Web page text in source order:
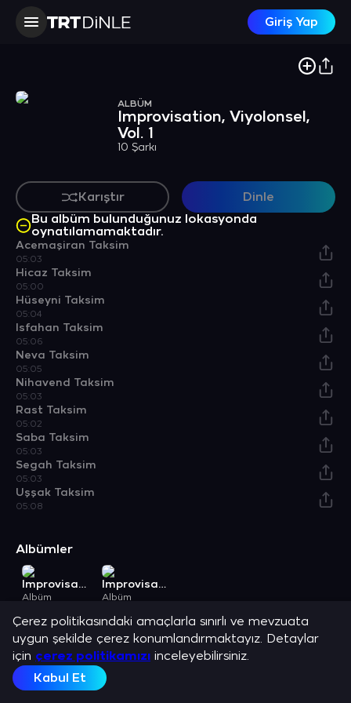
Giriş Yap
ALBÜM
Improvisation, Viyolonsel,
Vol. 1
10 Şarkı
Karıştır
Dinle
Bu albüm bulunduğunuz lokasyonda
oynatılamamaktadır.
Acemaşiran Taksim
05:03
Hicaz Taksim
05:00
Hüseyni Taksim
05:04
Isfahan Taksim
05:06
Neva Taksim
05:05
Nihavend Taksim
05:03
Rast Taksim
05:02
Saba Taksim
05:03
Segah Taksim
05:03
Uşşak Taksim
05:08
Albümler
Improvisation, Yaylı Tambur, Vol. 2
Albüm
Improvisation Tambur, Vol. 3
Albüm
Açıklama
Gökhan Karcebaş ve en sevilen şarkılarını dinle.
Çerez politikasındaki amaçlarla sınırlı ve mevzuata
uygun şekilde çerez konumlandırmaktayız. Detaylar
için çerez politikamızı inceleyebilirsiniz.
Kabul Et